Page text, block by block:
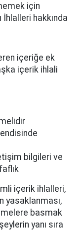
için
İhlalleri hakkında
içeriğe ek
içerik ihlali
bilgileri ve
içerik ihlalleri,
yasaklanması,
basmak
yanı sıra